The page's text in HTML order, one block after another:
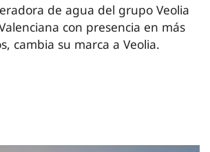
de agua del grupo Veolia
con presencia en más
cambia su marca a Veolia.